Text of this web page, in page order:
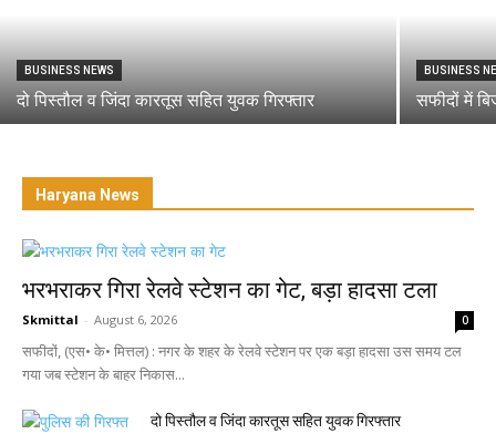
BUSINESS NEWS
दो पिस्तौल व जिंदा कारतूस सहित युवक गिरफ्तार
BUSINESS
सफीदों में
Haryana News
भरभराकर गिरा रेलवे स्टेशन का गेट, बड़ा हादसा टला
Skmittal - August 6, 2026 0
सफीदों, (एस• के• मित्तल) : नगर के शहर के रेलवे स्टेशन पर एक बड़ा हादसा उस समय टल
गया जब स्टेशन के बाहर निकास...
दो पिस्तौल व जिंदा कारतूस सहित युवक गिरफ्तार